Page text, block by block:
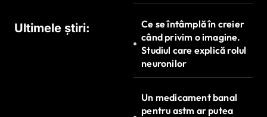
Ultimele știri:
Ce se întâmplă în creier
când privim o imagine.
Studiul care explică rolul
neuronilor
Un medicament banal
pentru astm ar putea